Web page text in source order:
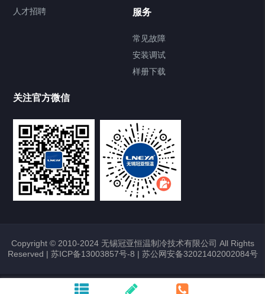
Chamber试验箱
TCU温度控制单元
VOCs冷凝回收装置
热烈祝贺冠亚恒温与上海理工大学校企
人才招聘
服务
常见故障
安装调试
样册下载
关注官方微信
Copyright © 2010-2024 无锡冠亚恒温制冷技术有限公司 All Rights
Reserved | 苏ICP备13003857号-8 | 苏公网安备32021402002084号